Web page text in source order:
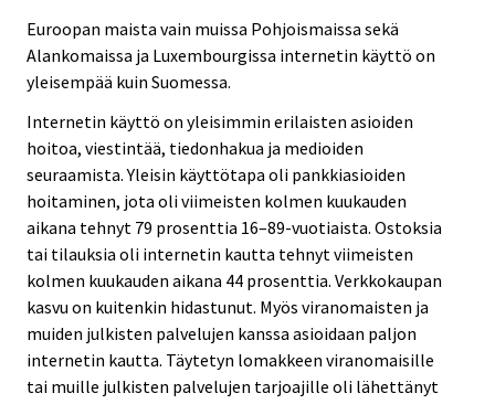
Euroopan maista vain muissa Pohjoismaissa sekä
Alankomaissa ja Luxembourgissa internetin käyttö on
yleisempää kuin Suomessa.
Internetin käyttö on yleisimmin erilaisten asioiden
hoitoa, viestintää, tiedonhakua ja medioiden
seuraamista. Yleisin käyttötapa oli pankkiasioiden
hoitaminen, jota oli viimeisten kolmen kuukauden
aikana tehnyt 79 prosenttia 16–89-vuotiaista. Ostoksia
tai tilauksia oli internetin kautta tehnyt viimeisten
kolmen kuukauden aikana 44 prosenttia. Verkkokaupan
kasvu on kuitenkin hidastunut. Myös viranomaisten ja
muiden julkisten palvelujen kanssa asioidaan paljon
internetin kautta. Täytetyn lomakkeen viranomaisille
tai muille julkisten palvelujen tarjoajille oli lähettänyt